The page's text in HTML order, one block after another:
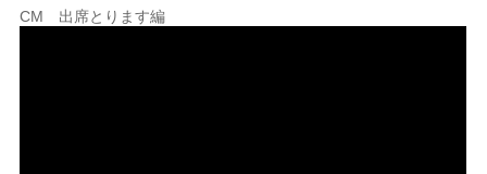
CM 出席とります編